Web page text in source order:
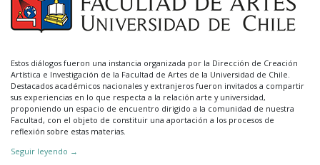
Estos diálogos fueron una instancia organizada por la Dirección de Creación
Artística e Investigación de la Facultad de Artes de la Universidad de Chile.
Destacados académicos nacionales y extranjeros fueron invitados a compartir
sus experiencias en lo que respecta a la relación arte y universidad,
proponiendo un espacio de encuentro dirigido a la comunidad de nuestra
Facultad, con el objeto de constituir una aportación a los procesos de
reflexión sobre estas materias.
Seguir leyendo →